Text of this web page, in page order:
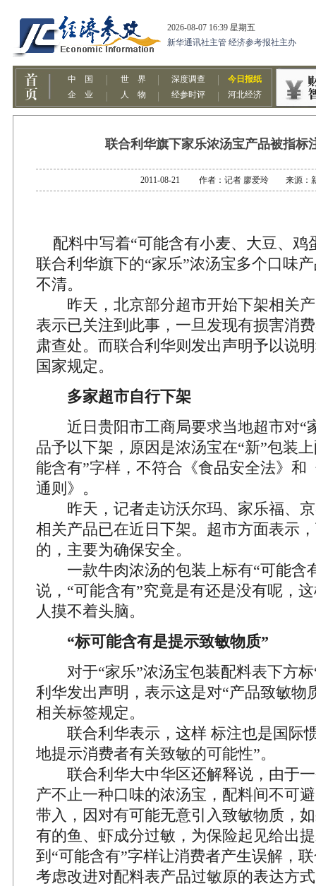
联合利华旗下家乐浓汤宝产品被指标
2011-08-21 作者：记者 廖爱玲 来源：
配料中写着“可能含有小麦、大豆、鸡
联合利华旗下的“家乐”浓汤宝多个口味
不清。
昨天，北京部分超市开始下架相关产
表示已关注到此事，一旦发现有损害消
肃查处。而联合利华则发出声明予以说
国家规定。
多家超市自行下架
近日贵阳市工商局要求当地超市对“
品予以下架，原因是浓汤宝在“新”包装
能含有”字样，不符合《食品安全法》和
通则》。
昨天，记者走访沃尔玛、家乐福、京
相关产品已在近日下架。超市方面表示
的，主要为确保安全。
一款牛肉浓汤的包装上标有“可能含
说，“可能含有”究竟是有还是没有呢，
人摸不着头脑。
“标可能含有是提示致敏物质”
对于“家乐”浓汤宝包装配料表下方标
利华发出声明，表示这是对“产品致敏物
相关标签规定。
联合利华表示，这样 标注也是国际
地提示消费者有关致敏的可能性”。
联合利华大中华区还解释说，由于一
产不止一种口味的浓汤宝，配料间不可
带入，因对有可能无意引入致敏物质，
有的鱼、虾成分过敏，为保险起见给出
到“可能含有”字样让消费者产生误解，
考虑改进对配料表产品过敏原的表达方